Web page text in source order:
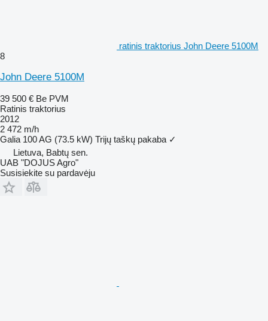
ratinis traktorius John Deere 5100M
8
John Deere 5100M
39 500 € Be PVM
Ratinis traktorius
2012
2 472 m/h
Galia 100 AG (73.5 kW) Trijų taškų pakaba ✓
Lietuva, Babtų sen.
UAB "DOJUS Agro"
Susisiekite su pardavėju